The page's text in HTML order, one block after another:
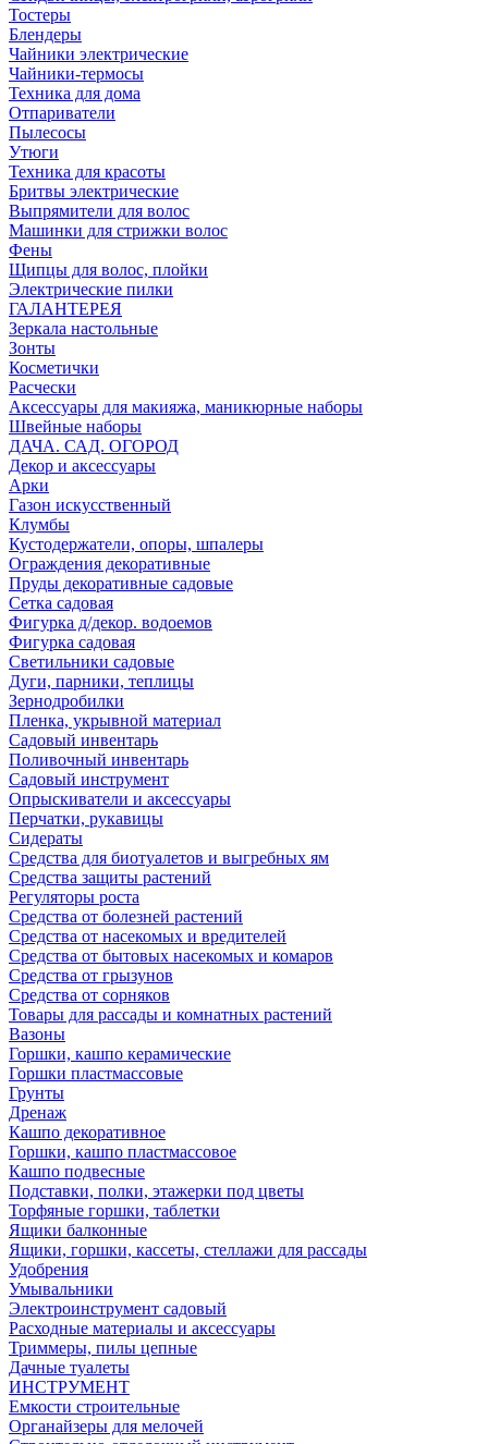
Тостеры
Блендеры
Чайники электрические
Чайники-термосы
Техника для дома
Отпариватели
Пылесосы
Утюги
Техника для красоты
Бритвы электрические
Выпрямители для волос
Машинки для стрижки волос
Фены
Щипцы для волос, плойки
Электрические пилки
ГАЛАНТЕРЕЯ
Зеркала настольные
Зонты
Косметички
Расчески
Аксессуары для макияжа, маникюрные наборы
Швейные наборы
ДАЧА. САД. ОГОРОД
Декор и аксессуары
Арки
Газон искусственный
Клумбы
Кустодержатели, опоры, шпалеры
Ограждения декоративные
Пруды декоративные садовые
Сетка садовая
Фигурка д/декор. водоемов
Фигурка садовая
Светильники садовые
Дуги, парники, теплицы
Зернодробилки
Пленка, укрывной материал
Садовый инвентарь
Поливочный инвентарь
Садовый инструмент
Опрыскиватели и аксессуары
Перчатки, рукавицы
Сидераты
Средства для биотуалетов и выгребных ям
Средства защиты растений
Регуляторы роста
Средства от болезней растений
Средства от насекомых и вредителей
Средства от бытовых насекомых и комаров
Средства от грызунов
Средства от сорняков
Товары для рассады и комнатных растений
Вазоны
Горшки, кашпо керамические
Горшки пластмассовые
Грунты
Дренаж
Кашпо декоративное
Горшки, кашпо пластмассовое
Кашпо подвесные
Подставки, полки, этажерки под цветы
Торфяные горшки, таблетки
Ящики балконные
Ящики, горшки, кассеты, стеллажи для рассады
Удобрения
Умывальники
Электроинструмент садовый
Расходные материалы и аксессуары
Триммеры, пилы цепные
Дачные туалеты
ИНСТРУМЕНТ
Емкости строительные
Органайзеры для мелочей